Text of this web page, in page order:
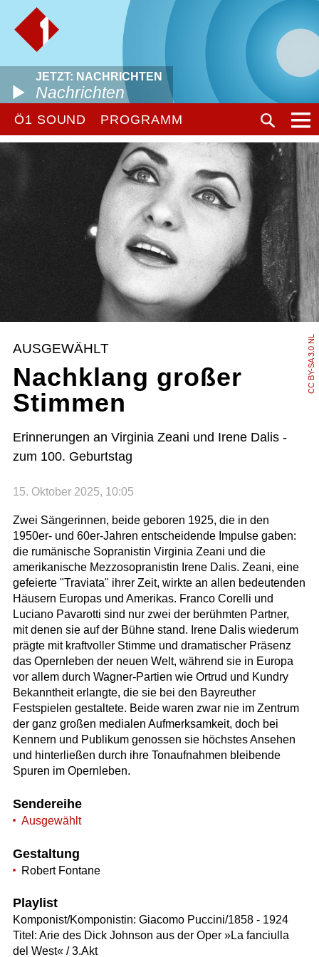
JETZT: NACHRICHTEN
Nachrichten
Ö1 SOUND PROGRAMM
CC BY-SA 3.0 NL
AUSGEWÄHLT
Nachklang großer
Stimmen
Erinnerungen an Virginia Zeani und Irene Dalis -
zum 100. Geburtstag
15. Oktober 2025, 10:05
Zwei Sängerinnen, beide geboren 1925, die in den
1950er- und 60er-Jahren entscheidende Impulse gaben:
die rumänische Sopranistin Virginia Zeani und die
amerikanische Mezzosopranistin Irene Dalis. Zeani, eine
gefeierte "Traviata" ihrer Zeit, wirkte an allen bedeutenden
Häusern Europas und Amerikas. Franco Corelli und
Luciano Pavarotti sind nur zwei der berühmten Partner,
mit denen sie auf der Bühne stand. Irene Dalis wiederum
prägte mit kraftvoller Stimme und dramatischer Präsenz
das Opernleben der neuen Welt, während sie in Europa
vor allem durch Wagner-Partien wie Ortrud und Kundry
Bekanntheit erlangte, die sie bei den Bayreuther
Festspielen gestaltete. Beide waren zwar nie im Zentrum
der ganz großen medialen Aufmerksamkeit, doch bei
Kennern und Publikum genossen sie höchstes Ansehen
und hinterließen durch ihre Tonaufnahmen bleibende
Spuren im Opernleben.
Sendereihe
Ausgewählt
Gestaltung
Robert Fontane
Playlist
Komponist/Komponistin: Giacomo Puccini/1858 - 1924
Titel: Arie des Dick Johnson aus der Oper »La fanciulla
del West« / 3.Akt